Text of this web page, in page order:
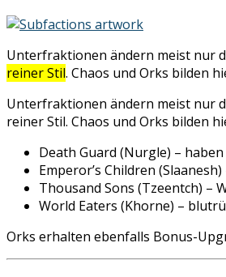
Unterfraktionen ändern meist nur
reiner Stil. Chaos und Orks bilden
Unterfraktionen ändern meist nur
reiner Stil. Chaos und Orks bilden
Death Guard (Nurgle) –
Emperor’s Children
Thousand Sons (Tzeentch) –
World Eaters (Khorne) –
Orks erhalten ebenfalls Bonus-